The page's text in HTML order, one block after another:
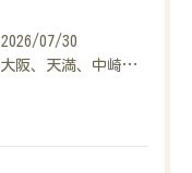
2026/07/30
【大阪、天満、中崎町の占い】madam豊子、本日のメッセージ